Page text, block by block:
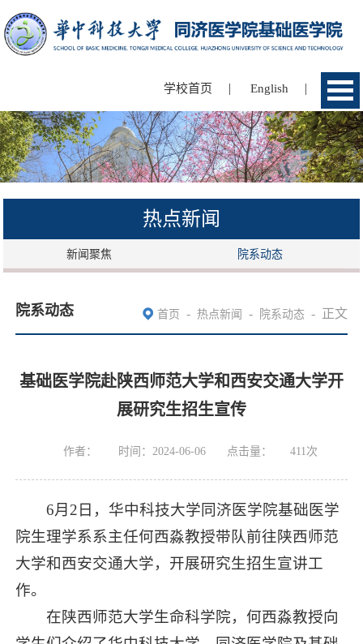
学校首页 | English |
热点新闻
新闻聚焦 院系动态
院系动态 首页 - 热点新闻 - 院系动态 - 正文
基础医学院赴陕西师范大学和西安交通大学开
展研究生招生宣传
作者： 时间：2024-06-06 点击量： 411 次
6月2日，华中科技大学同济医学院基础医学
院生理学系系主任何西淼教授带队前往陕西师范
大学和西安交通大学，开展研究生招生宣讲工
作。
在陕西师范大学生命科学院，何西淼教授向